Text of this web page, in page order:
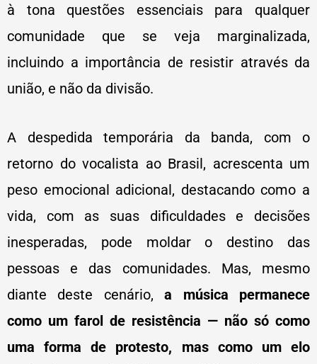
à tona questões essenciais para qualquer
comunidade que se veja marginalizada,
incluindo a importância de resistir através da
união, e não da divisão.
A despedida temporária da banda, com o
retorno do vocalista ao Brasil, acrescenta um
peso emocional adicional, destacando como a
vida, com as suas dificuldades e decisões
inesperadas, pode moldar o destino das
pessoas e das comunidades. Mas, mesmo
diante deste cenário,a música permanece
como um farol de resistência — não só como
uma forma de protesto, mas como um elo